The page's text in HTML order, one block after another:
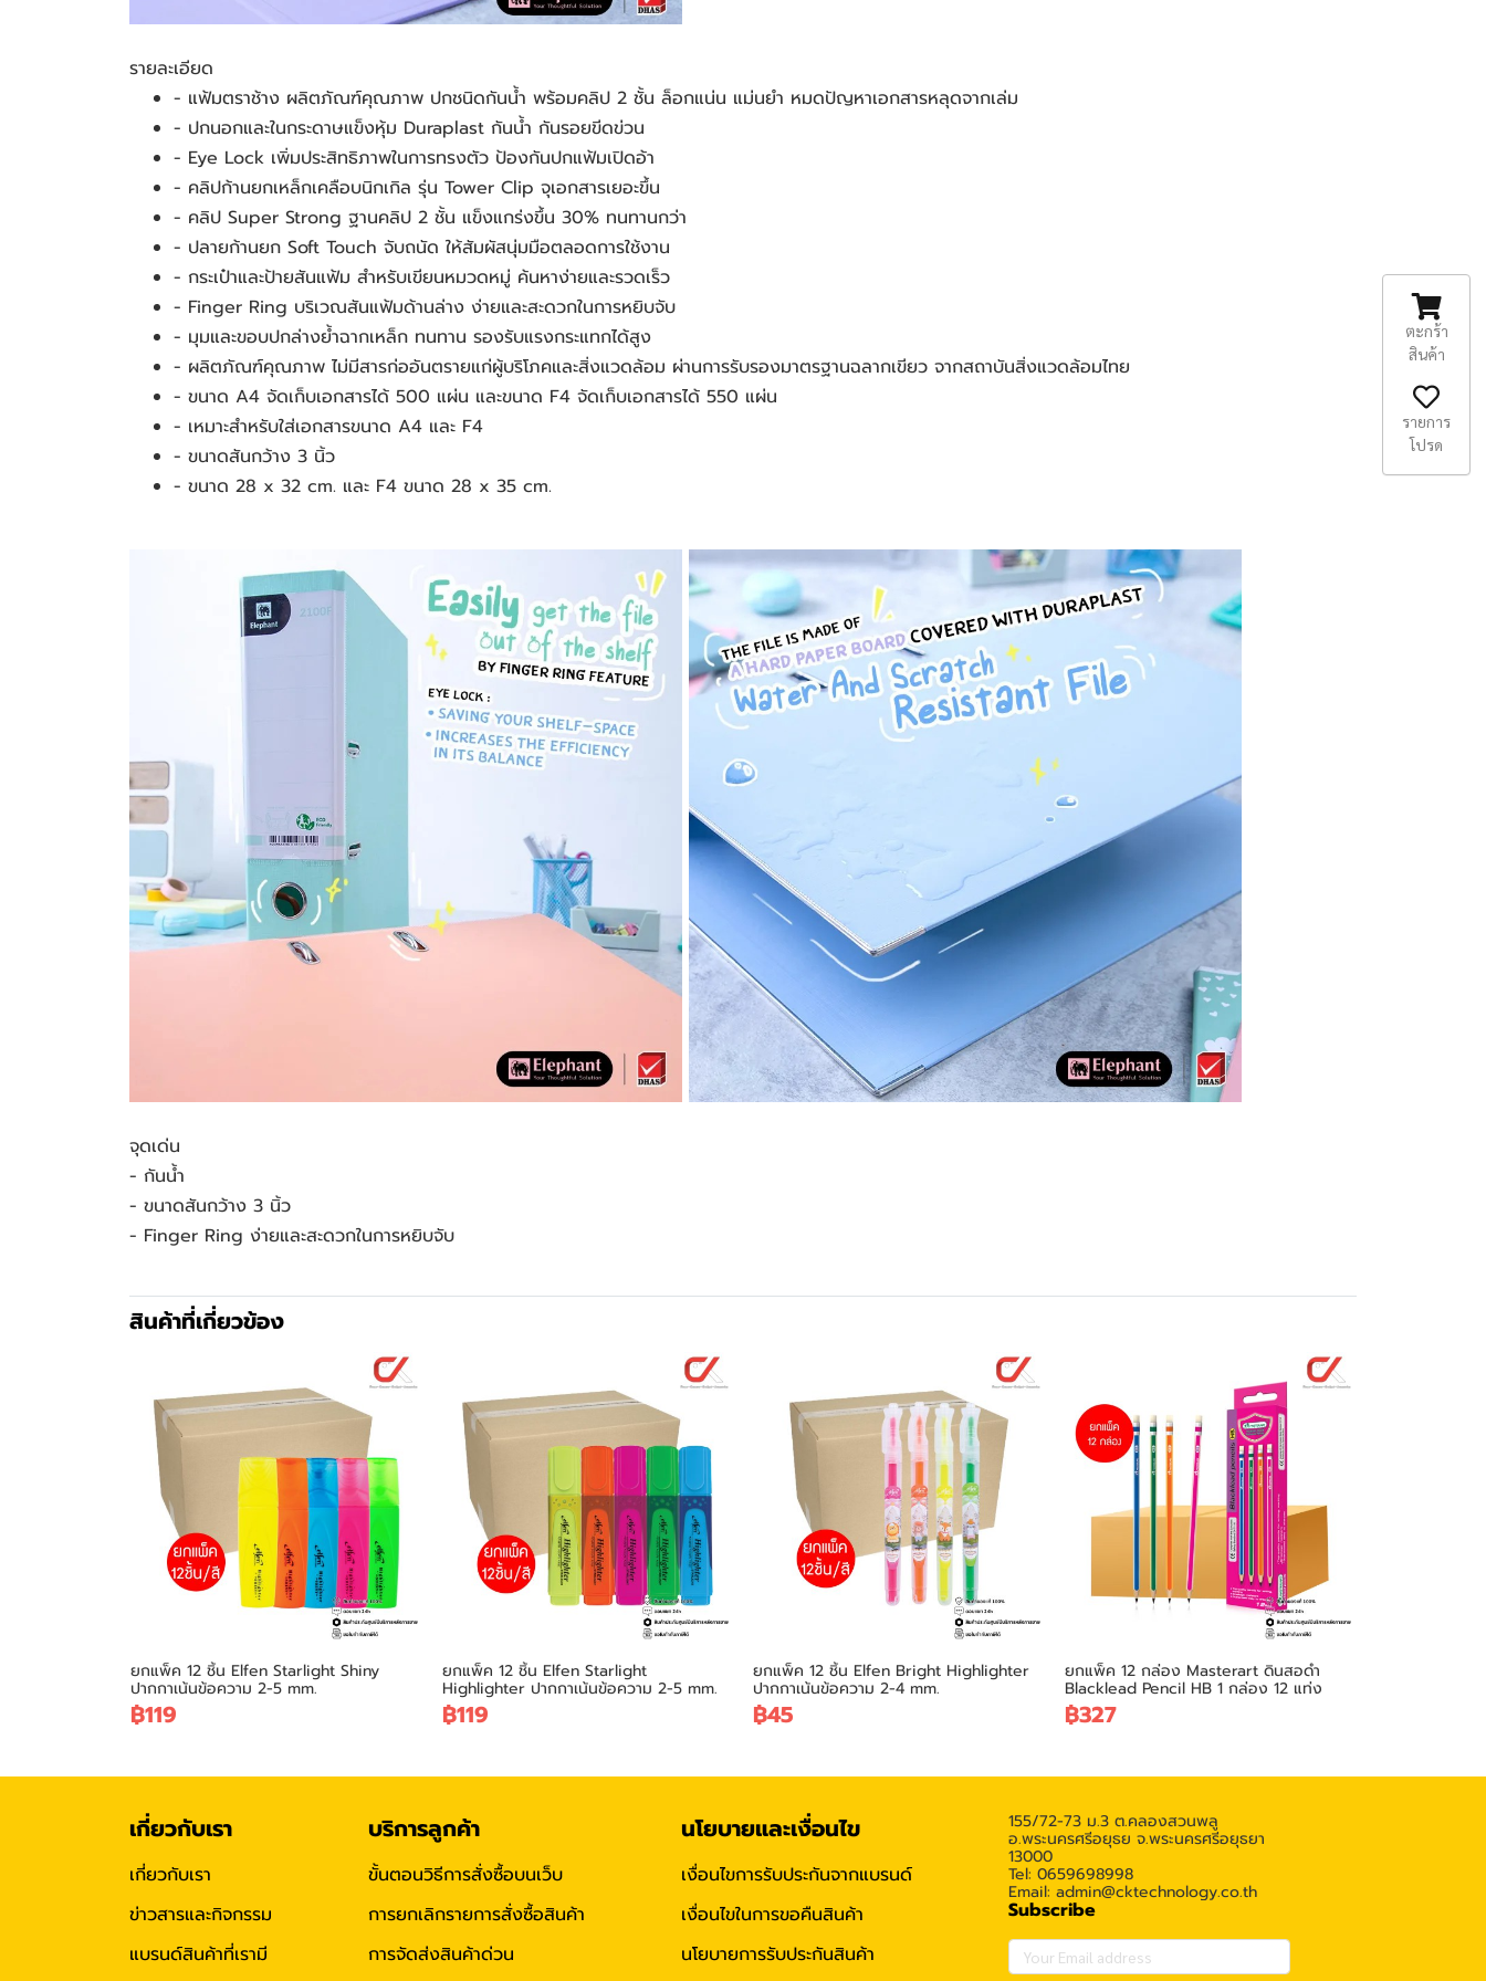
รายละเอียด
- แฟ้มตราช้าง ผลิตภัณฑ์คุณภาพ ปกชนิดกันน้ำ พร้อมคลิป 2 ชั้น ล็อกแน่น แม่นยำ หมดปัญหาเอกสารหลุดจากเล่ม
- ปกนอกและในกระดาษแข็งหุ้ม Duraplast กันน้ำ กันรอยขีดข่วน
- Eye Lock เพิ่มประสิทธิภาพในการทรงตัว ป้องกันปกแฟ้มเปิดอ้า
- คลิปก้านยกเหล็กเคลือบนิกเกิล รุ่น Tower Clip จุเอกสารเยอะขึ้น
- คลิป Super Strong ฐานคลิป 2 ชั้น แข็งแกร่งขึ้น 30% ทนทานกว่า
- ปลายก้านยก Soft Touch จับถนัด ให้สัมผัสนุ่มมือตลอดการใช้งาน
- กระเป๋าและป้ายสันแฟ้ม สำหรับเขียนหมวดหมู่ ค้นหาง่ายและรวดเร็ว
- Finger Ring บริเวณสันแฟ้มด้านล่าง ง่ายและสะดวกในการหยิบจับ
- มุมและขอบปกล่างย้ำฉากเหล็ก ทนทาน รองรับแรงกระแทกได้สูง
- ผลิตภัณฑ์คุณภาพ ไม่มีสารก่ออันตรายแก่ผู้บริโภคและสิ่งแวดล้อม ผ่านการรับรองมาตรฐานฉลากเขียว จากสถาบันสิ่งแวดล้อมไทย
- ขนาด A4 จัดเก็บเอกสารได้ 500 แผ่น และขนาด F4 จัดเก็บเอกสารได้ 550 แผ่น
- เหมาะสำหรับใส่เอกสารขนาด A4 และ F4
- ขนาดสันกว้าง 3 นิ้ว
- ขนาด 28 x 32 cm. และ F4 ขนาด 28 x 35 cm.
จุดเด่น
- กันน้ำ
- ขนาดสันกว้าง 3 นิ้ว
- Finger Ring ง่ายและสะดวกในการหยิบจับ
สินค้าที่เกี่ยวข้อง
ยกแพ็ค 12 ชิ้น Elfen Starlight Shiny
ปากกาเน้นข้อความ 2-5 mm.
฿119
ยกแพ็ค 12 ชิ้น Elfen Starlight
Highlighter ปากกาเน้นข้อความ 2-5 mm.
฿119
ยกแพ็ค 12 ชิ้น Elfen Bright Highlighter
ปากกาเน้นข้อความ 2-4 mm.
฿45
ยกแพ็ค 12 กล่อง Masterart ดินสอดำ
Blacklead Pencil HB 1 กล่อง 12 แท่ง
฿327
เกี่ยวกับเรา
เกี่ยวกับเรา
ข่าวสารและกิจกรรม
แบรนด์สินค้าที่เรามี
บริการลูกค้า
ขั้นตอนวิธีการสั่งซื้อบนเว็บ
การยกเลิกรายการสั่งซื้อสินค้า
การจัดส่งสินค้าด่วน
นโยบายและเงื่อนไข
เงื่อนไขการรับประกันจากแบรนด์
เงื่อนไขในการขอคืนสินค้า
นโยบายการรับประกันสินค้า
155/72-73 ม.3 ต.คลองสวนพลู
อ.พระนครศรีอยุธย จ.พระนครศรีอยุธยา
13000
Tel: 0659698998
Email: admin@cktechnology.co.th
Subscribe
ตะกร้า
สินค้า
รายการ
โปรด